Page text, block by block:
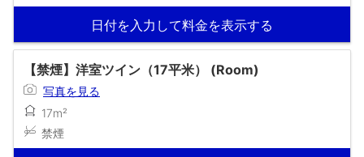
日付を入力して料金を表示する
【禁煙】洋室ツイン（17平米） (Room)
写真を見る
17m²
禁煙